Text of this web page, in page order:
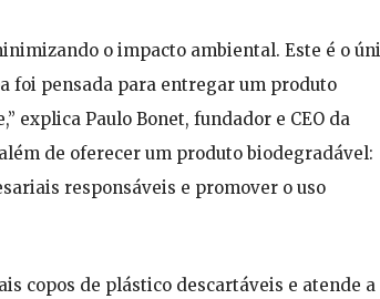
o impacto ambiental. Este é o
foi pensada para entregar um produto
explica Paulo Bonet, fundador e CEO da
de oferecer um produto biodegradável:
responsáveis e promover o uso
copos de plástico descartáveis e atende a